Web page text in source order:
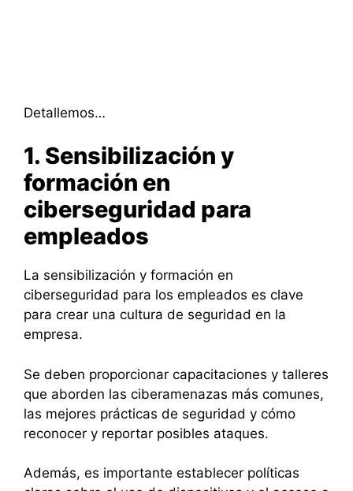
Detallemos…
1. Sensibilización y
formación en
ciberseguridad para
empleados
La sensibilización y formación en
ciberseguridad para los empleados es clave
para crear una cultura de seguridad en la
empresa.
Se deben proporcionar capacitaciones y talleres
que aborden las ciberamenazas más comunes,
las mejores prácticas de seguridad y cómo
reconocer y reportar posibles ataques.
Además, es importante establecer políticas